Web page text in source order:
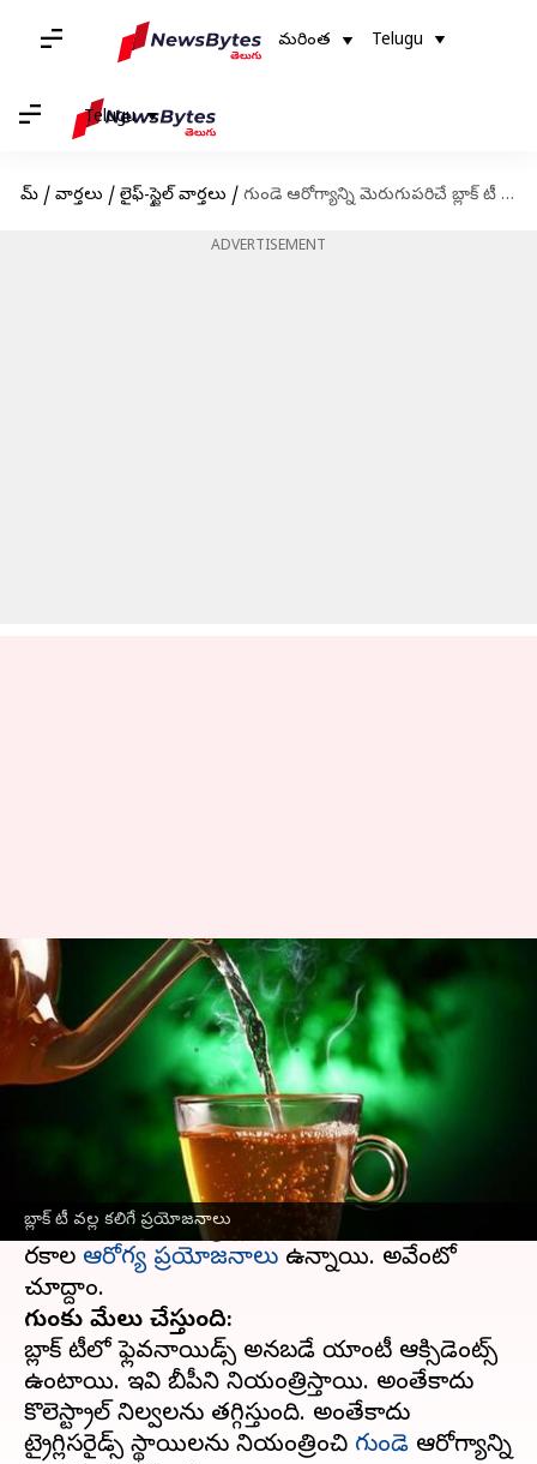
మరింత Telugu
Telugu
హోమ్ / వార్తలు / లైఫ్-స్టైల్ వార్తలు / గుండె ఆరోగ్యాన్ని మెరుగుపరిచే బ్లాక్ టీ వల్ల కలిగే ఇతర ప్రయోజనాలు
ADVERTISEMENT
బ్లాక్ టీ వల్ల కలిగే ప్రయోజనాలు
గుండె ఆరోగ్యాన్ని మెరుగుపరిచే బ్లాక్
టీ వల్ల కలిగే ఇతర ప్రయోజనాలు
వ్రాసిన వారు Sriram Pranateja Jun 20, 2023 04:38 pm
ప్రపంచ వ్యాప్తంగా ఎక్కువమంది ఇష్టపడే టీ రకాల్లో
బ్లాక్ టీ ఒకటి. క్యామెల్లియా సినెన్సిస్ అనే మొక్క
నుండి ఉత్పత్తి అయ్యే బ్లాక్ టీ తాగడం వల్ల ఎన్నో
రకాల ఆరోగ్య ప్రయోజనాలు ఉన్నాయి. అవేంటో
గుండెకు మేలు చేస్తుంది:
బ్లాక్ టీలో ఫ్లెవనాయిడ్స్ అనబడే యాంటీ ఆక్సిడెంట్స్
ఉంటాయి. ఇవి బీపీని నియంత్రిస్తాయి. అంతేకాదు
కొలెస్ట్రాల్ నిల్వలను తగ్గిస్తుంది. అంతేకాదు
ట్రైగ్లిసరైడ్స్ స్థాయిలను నియంత్రించి గుండె ఆరోగ్యాన్ని